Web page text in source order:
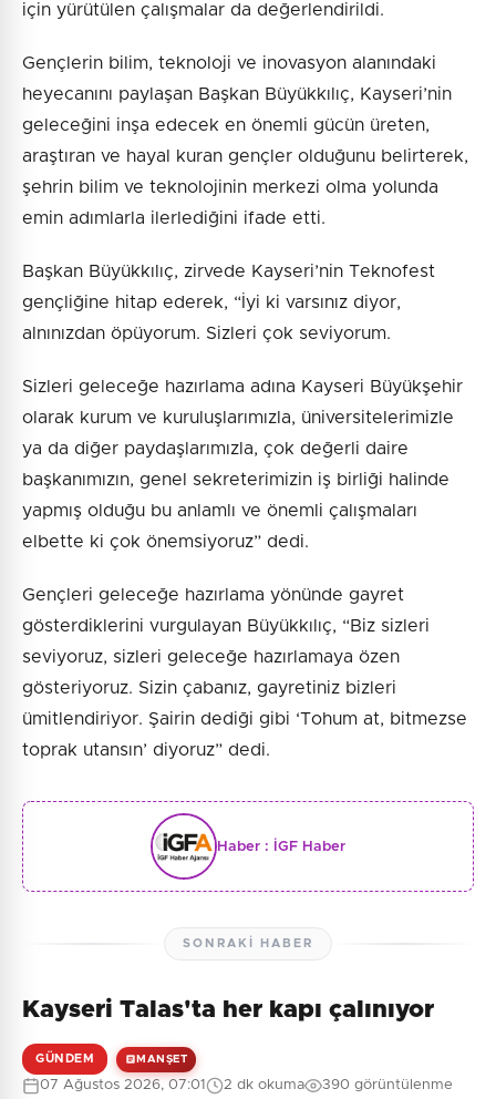
için yürütülen çalışmalar da değerlendirildi.
Gençlerin bilim, teknoloji ve inovasyon alanındaki
heyecanını paylaşan Başkan Büyükkılıç, Kayseri’nin
geleceğini inşa edecek en önemli gücün üreten,
araştıran ve hayal kuran gençler olduğunu belirterek,
şehrin bilim ve teknolojinin merkezi olma yolunda
emin adımlarla ilerlediğini ifade etti.
Başkan Büyükkılıç, zirvede Kayseri’nin Teknofest
gençliğine hitap ederek, “İyi ki varsınız diyor,
alnınızdan öpüyorum. Sizleri çok seviyorum.
Sizleri geleceğe hazırlama adına Kayseri Büyükşehir
olarak kurum ve kuruluşlarımızla, üniversitelerimizle
ya da diğer paydaşlarımızla, çok değerli daire
başkanımızın, genel sekreterimizin iş birliği halinde
yapmış olduğu bu anlamlı ve önemli çalışmaları
elbette ki çok önemsiyoruz” dedi.
Gençleri geleceğe hazırlama yönünde gayret
gösterdiklerini vurgulayan Büyükkılıç, “Biz sizleri
seviyoruz, sizleri geleceğe hazırlamaya özen
gösteriyoruz. Sizin çabanız, gayretiniz bizleri
ümitlendiriyor. Şairin dediği gibi ‘Tohum at, bitmezse
toprak utansın’ diyoruz” dedi.
Haber : İGF Haber
SONRAKI HABER
Kayseri Talas'ta her kapı çalınıyor
GÜNDEM MANŞET
07 Ağustos 2026, 07:01 2 dk okuma 390 görüntülenme